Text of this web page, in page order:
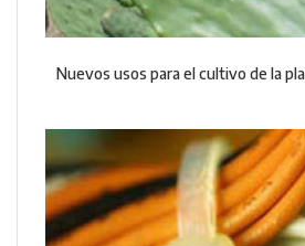
Nuevos usos para el cultivo de la